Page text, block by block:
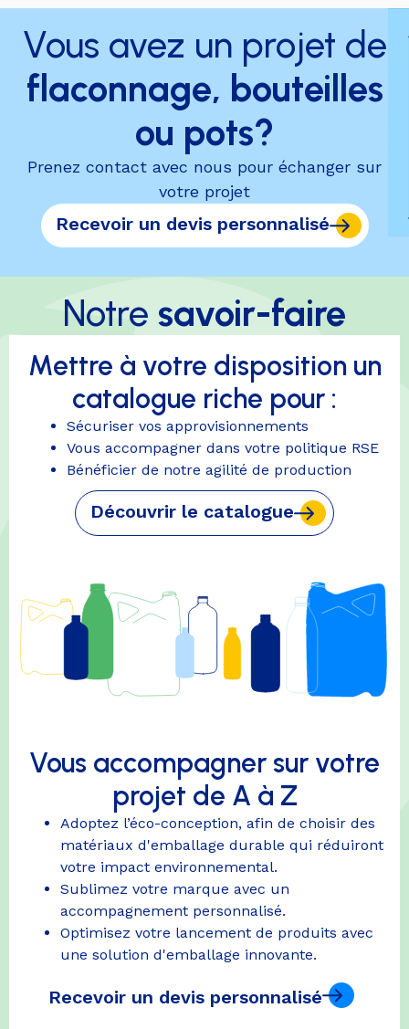
Vous avez un projet de
flaconnage, bouteilles
ou pots?
Prenez contact avec nous pour échanger sur
votre projet
Recevoir un devis personnalisé
Notre savoir-faire
Mettre à votre disposition un
catalogue riche pour :
Sécuriser vos approvisionnements
Vous accompagner dans votre politique RSE
Bénéficier de notre agilité de production
Découvrir le catalogue
Vous accompagner sur votre
projet de A à Z
Adoptez l’éco-conception, afin de choisir des
matériaux d'emballage durable qui réduiront
votre impact environnemental.
Sublimez votre marque avec un
accompagnement personnalisé.
Optimisez votre lancement de produits avec
une solution d'emballage innovante.
Recevoir un devis personnalisé